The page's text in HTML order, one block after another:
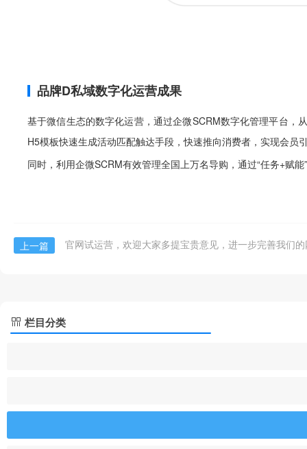
品牌D私域数字化运营成果
基于微信生态的数字化运营，通过企微SCRM数字化管理平台
H5模板快速生成活动匹配触达手段，快速推向消费者，实现会员
同时，利用企微SCRM有效管理全国上万名导购，通过“任务+赋
上一篇 官网试运营，欢迎大家多提宝贵意见，进一步完善我们
栏目分类